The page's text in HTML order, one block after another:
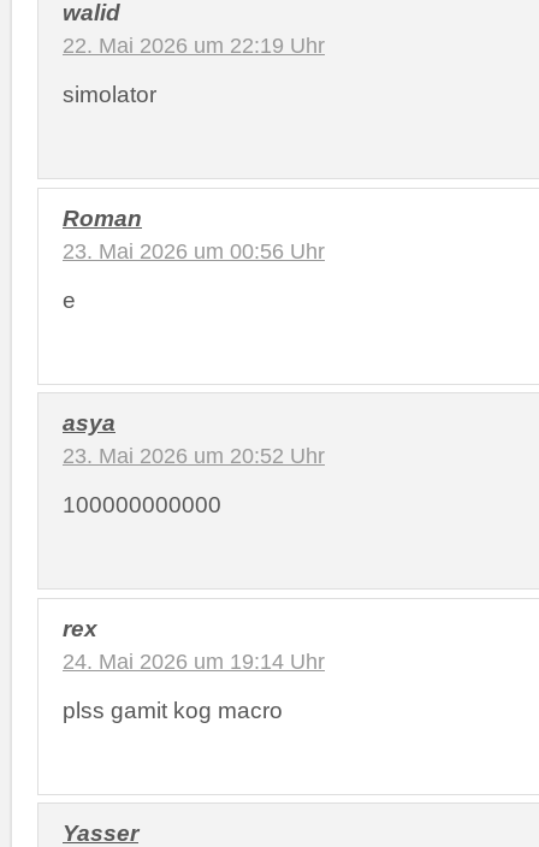
walid
22. Mai 2026 um 22:19 Uhr
simolator
Roman
23. Mai 2026 um 00:56 Uhr
e
asya
23. Mai 2026 um 20:52 Uhr
100000000000
rex
24. Mai 2026 um 19:14 Uhr
plss gamit kog macro
Yasser